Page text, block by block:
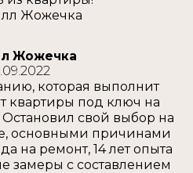
Жожечка
которая выполнит
квартиры под ключ на
свой выбор на
основными причинами
на ремонт, 14 лет опыта
замеры с составлением